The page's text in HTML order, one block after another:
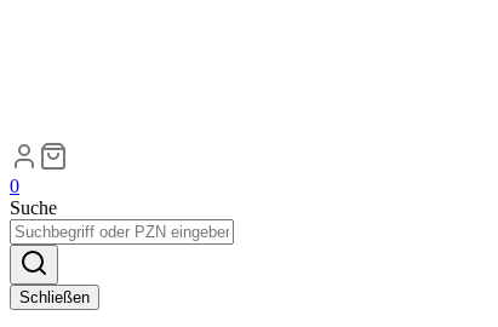
0
Suche
Schließen